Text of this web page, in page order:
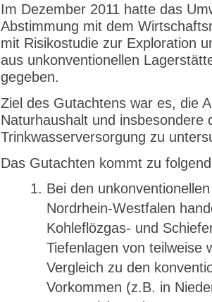
Im Dezember 2011 hatte das
Abstimmung mit dem
mit Risikostudie zur Exploration
aus unkonventionellen
gegeben.
Ziel des Gutachtens war es, die
Naturhaushalt und insbesondere
Trinkwasserversorgung zu
Das Gutachten kommt zu
Bei den
Nordrhein-Westfalen
Kohleflözgas- und
Tiefenlagen von teilweise
Vergleich zu den
Vorkommen (z.B. in